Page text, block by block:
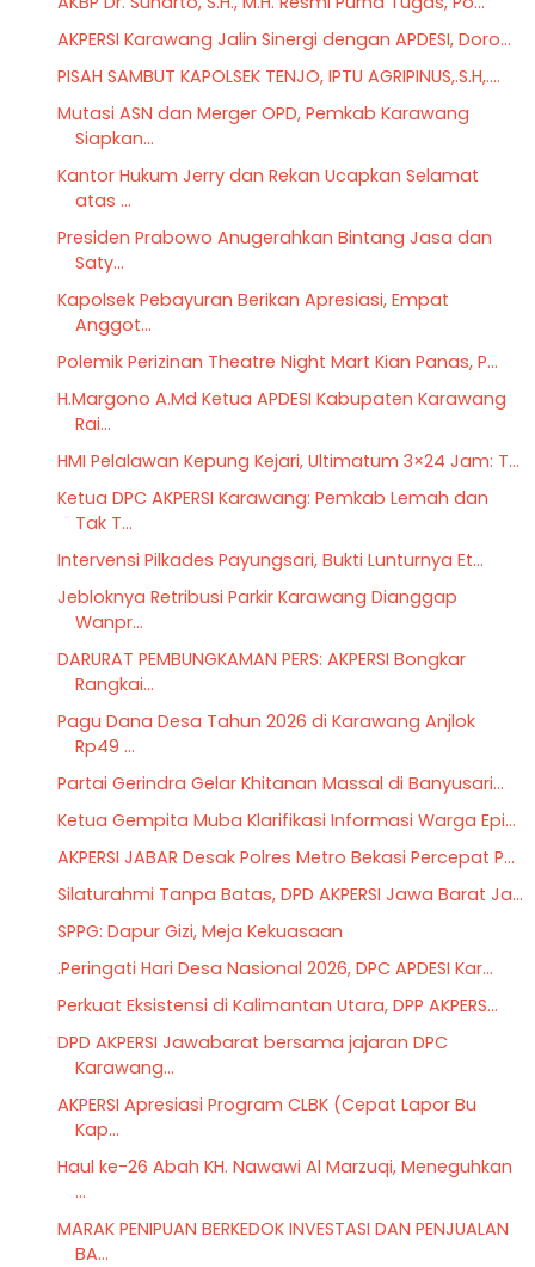
AKPERSI Karawang Jalin Sinergi dengan APDESI, Doro...
PISAH SAMBUT KAPOLSEK TENJO, IPTU AGRIPINUS,.S.H,....
Mutasi ASN dan Merger OPD, Pemkab Karawang
Siapkan...
Kantor Hukum Jerry dan Rekan Ucapkan Selamat
atas ...
Presiden Prabowo Anugerahkan Bintang Jasa dan
Saty...
Kapolsek Pebayuran Berikan Apresiasi, Empat
Anggot...
Polemik Perizinan Theatre Night Mart Kian Panas, P...
H.Margono A.Md Ketua APDESI Kabupaten Karawang
Rai...
HMI Pelalawan Kepung Kejari, Ultimatum 3×24 Jam: T...
Ketua DPC AKPERSI Karawang: Pemkab Lemah dan
Tak T...
Intervensi Pilkades Payungsari, Bukti Lunturnya Et...
Jebloknya Retribusi Parkir Karawang Dianggap
Wanpr...
DARURAT PEMBUNGKAMAN PERS: AKPERSI Bongkar
Rangkai...
Pagu Dana Desa Tahun 2026 di Karawang Anjlok
Rp49 ...
Partai Gerindra Gelar Khitanan Massal di Banyusari...
Ketua Gempita Muba Klarifikasi Informasi Warga Epi...
AKPERSI JABAR Desak Polres Metro Bekasi Percepat P...
Silaturahmi Tanpa Batas, DPD AKPERSI Jawa Barat Ja...
SPPG: Dapur Gizi, Meja Kekuasaan
.Peringati Hari Desa Nasional 2026, DPC APDESI Kar...
Perkuat Eksistensi di Kalimantan Utara, DPP AKPERS...
DPD AKPERSI Jawabarat bersama jajaran DPC
Karawang...
AKPERSI Apresiasi Program CLBK (Cepat Lapor Bu
Kap...
Haul ke-26 Abah KH. Nawawi Al Marzuqi, Meneguhkan
...
MARAK PENIPUAN BERKEDOK INVESTASI DAN PENJUALAN
BA...